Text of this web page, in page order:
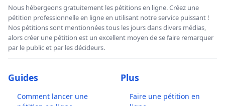
Nous hébergeons gratuitement les pétitions en ligne. Créez une
pétition professionnelle en ligne en utilisant notre service puissant !
Nos pétitions sont mentionnées tous les jours dans divers médias,
alors créer une pétition est un excellent moyen de se faire remarquer
par le public et par les décideurs.
Guides
Comment lancer une
Plus
Faire une pétition en